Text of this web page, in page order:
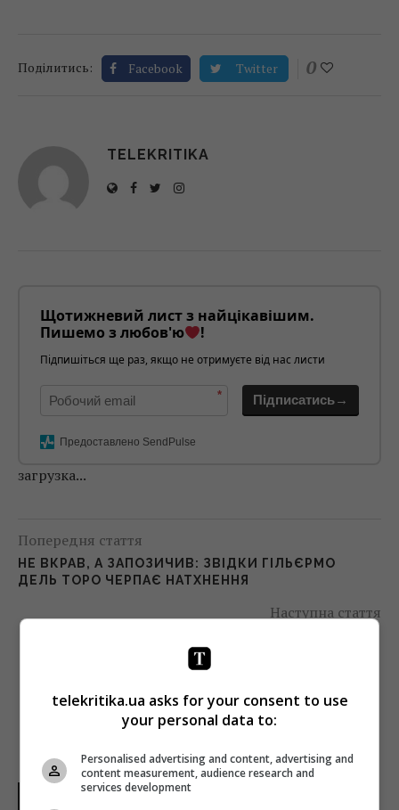
Поділитись: Facebook Twitter 0
TELEKRITIKA
Щотижневий лист з найцікавішим.
Пишемо з любов'ю
!
Підпишіться ще раз, якщо не отримуєте від нас листи
* Підписатись→
Предоставлено SendPulse
загрузка...
Попередня стаття
НЕ ВКРАВ, А ЗАПОЗИЧИВ: ЗВІДКИ ГІЛЬЄРМО
ДЕЛЬ ТОРО ЧЕРПАЄ НАТХНЕННЯ
Наступна стаття
«АМЕРИКАНСЬКОЇ ІСТОРІЇ ЖАХУ»
НОВИНИ УКРАЇНИ І СВІТУ
telekritika.ua asks for your consent to use
your personal data to:
Personalised advertising and content, advertising and
content measurement, audience research and
services development